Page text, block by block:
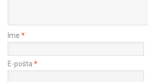
Ime *
E-pošta *